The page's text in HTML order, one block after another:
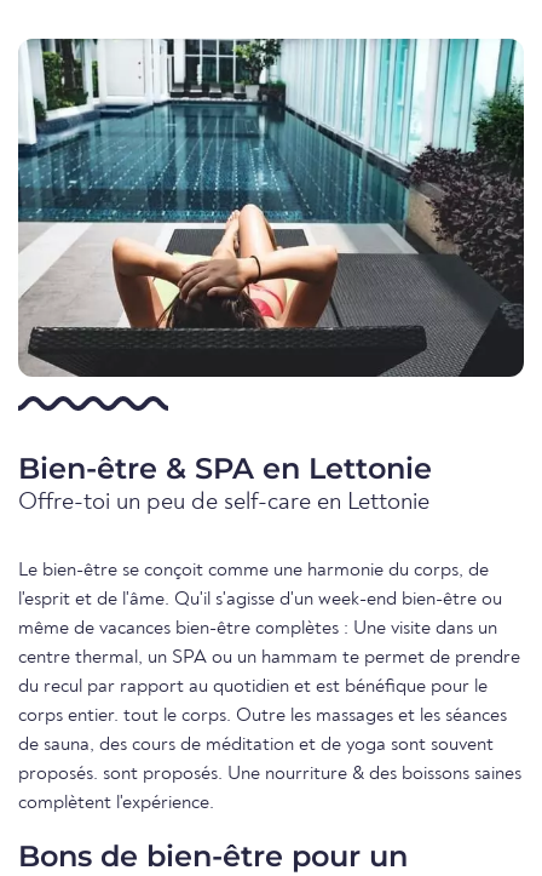
Bien-être & SPA en Lettonie
Offre-toi un peu de self-care en Lettonie
Le bien-être se conçoit comme une harmonie du corps, de
l'esprit et de l'âme. Qu'il s'agisse d'un week-end bien-être ou
même de vacances bien-être complètes : Une visite dans un
centre thermal, un SPA ou un hammam te permet de prendre
du recul par rapport au quotidien et est bénéfique pour le
corps entier. tout le corps. Outre les massages et les séances
de sauna, des cours de méditation et de yoga sont souvent
proposés. sont proposés. Une nourriture & des boissons saines
complètent l'expérience.
Bons de bien-être pour un